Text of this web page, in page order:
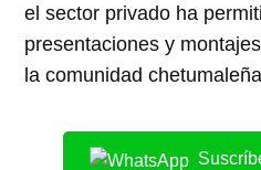
el sector privado ha
presentaciones y
la comunidad